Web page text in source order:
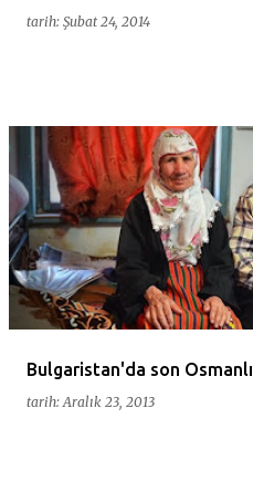
tarih: Şubat 24, 2014
Bulgaristan'da son Osmanlı
tarih:Aralık 23, 2013